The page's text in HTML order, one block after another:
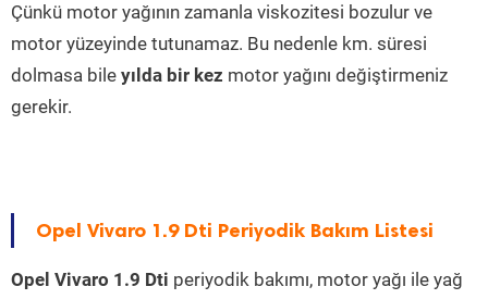
Çünkü motor yağının zamanla viskozitesi bozulur ve
motor yüzeyinde tutunamaz. Bu nedenle km. süresi
dolmasa bile yılda bir kez motor yağını değiştirmeniz
gerekir.
Opel Vivaro 1.9 Dti Periyodik Bakım Listesi
Opel Vivaro 1.9 Dti periyodik bakımı, motor yağı ile yağ